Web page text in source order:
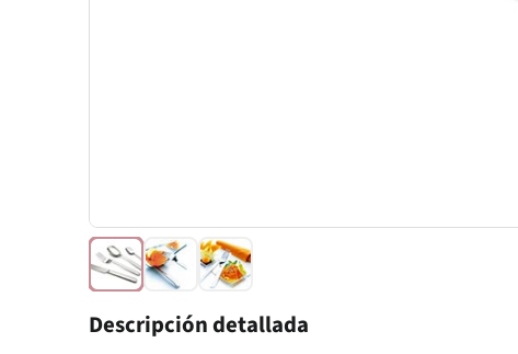
Descripción detallada